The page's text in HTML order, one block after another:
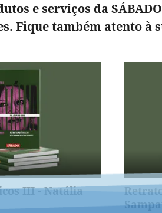
e serviços da
Fique também atento à
III - Natália